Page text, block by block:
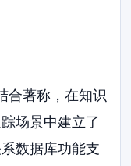
合著称，在知识
场景中建立了
数据库功能支